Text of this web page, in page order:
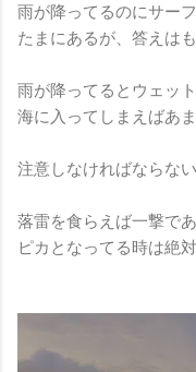
雨が降ってるのにサー
たまにあるが、答えは
雨が降ってるとウェッ
海に入ってしまえばあ
注意しなければならない
落雷を食らえば一撃で
ピカとなってる時は絶